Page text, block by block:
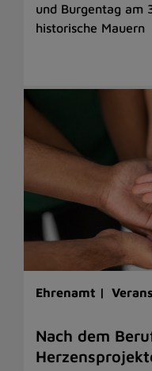
und Burgentag am
historische Mauern
Ehrenamt |
Nach dem